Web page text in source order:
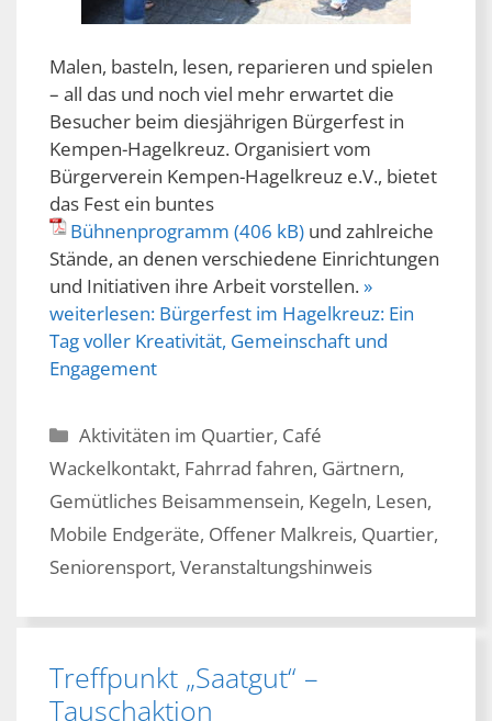
Malen, basteln, lesen, reparieren und spielen
– all das und noch viel mehr erwartet die
Besucher beim diesjährigen Bürgerfest in
Kempen-Hagelkreuz. Organisiert vom
Bürgerverein Kempen-Hagelkreuz e.V., bietet
das Fest ein buntes
Bühnenprogramm
und zahlreiche
Stände, an denen verschiedene Einrichtungen
und Initiativen ihre Arbeit vorstellen.»
weiterlesen: Bürgerfest im Hagelkreuz: Ein
Tag voller Kreativität, Gemeinschaft und
Engagement
Kategorien
Aktivitäten im Quartier, Café
Wackelkontakt, Fahrrad fahren, Gärtnern,
Gemütliches Beisammensein, Kegeln, Lesen,
Mobile Endgeräte, Offener Malkreis, Quartier,
Seniorensport, Veranstaltungshinweis
Treffpunkt „Saatgut“ –
Tauschaktion